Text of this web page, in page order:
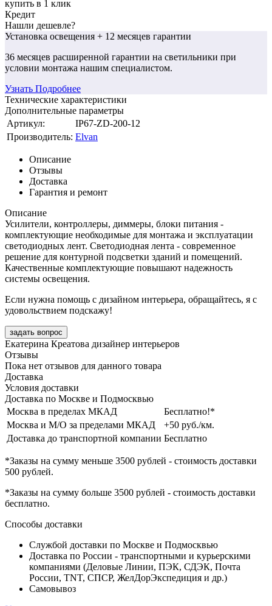
купить в 1 клик
Кредит
Нашли дешевле?
Установка освещения + 12 месяцев гарантии
36 месяцев расширенной гарантии на светильники при
условии монтажа нашим специалистом.
Узнать Подробнее
Технические характеристики
Дополнительные параметры
Артикул:
IP67-ZD-200-12
Производитель: Elvan
Описание
Отзывы
Доставка
Гарантия и ремонт
Описание
Усилители, контроллеры, диммеры, блоки питания -
комплектующие необходимые для монтажа и эксплуатации
светодиодных лент. Светодиодная лента - современное
решение для контурной подсветки зданий и помещений.
Качественные комплектующие повышают надежность
системы освещения.
Если нужна помощь с дизайном интерьера, обращайтесь, я с
удовольствием подскажу!
задать вопрос
Екатерина Креатова дизайнер интерьеров
Отзывы
Пока нет отзывов для данного товара
Доставка
Условия доставки
Доставка по Москве и Подмосквью
Москва в пределах МКАД
Бесплатно!*
Москва и М/О за пределами МКАД
+50 руб./км.
Доставка до транспортной компании Бесплатно
*Заказы на сумму меньше 3500 рублей - стоимость доставки
500 рублей.
*Заказы на сумму больше 3500 рублей - стоимость доставки
бесплатно.
Способы доставки
Службой доставки по Москве и Подмосквью
Доставка по России - транспортными и курьерскими
компаниями (Деловые Линии, ПЭК, СДЭК, Почта
России, TNT, СПСР, ЖелДорЭкспедиция и др.)
Самовывоз